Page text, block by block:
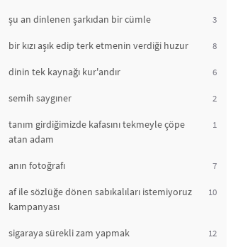
şu an dinlenen şarkıdan bir cümle 3
bir kızı aşık edip terk etmenin verdiği huzur 8
dinin tek kaynağı kur'andır 6
semih saygıner 2
tanım girdiğimizde kafasını tekmeyle çöpe
atan adam
1
anın fotoğrafı 7
af ile sözlüğe dönen sabıkalıları istemiyoruz
kampanyası
10
sigaraya sürekli zam yapmak 12